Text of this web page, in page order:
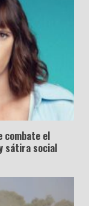
combate el
sátira social